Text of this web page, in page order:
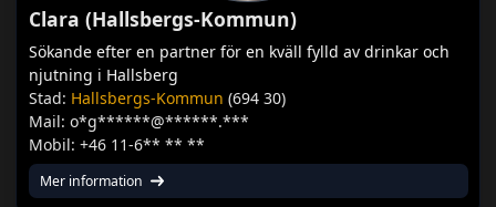
Clara (Hallsbergs-Kommun)
Sökande efter en partner för en kväll fylld av drinkar och
njutning i Hallsberg
Stad: Hallsbergs-Kommun (694 30)
Mail: o*g******@******.***
Mobil: +46 11-6** ** **
Mer information